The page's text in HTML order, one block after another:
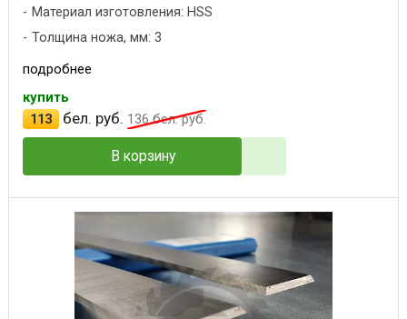
Материал изготовления: HSS
Толщина ножа, мм: 3
подробнее
купить
113
бел. руб. 136бел. руб.
В корзину